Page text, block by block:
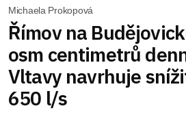
Michaela Prokopová
Římov na
osm centimetrů
Vltavy navrhuje
650 l/s